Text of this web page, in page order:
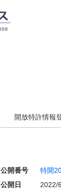
開放特許情報
公開番号 特開
公開日
2022/